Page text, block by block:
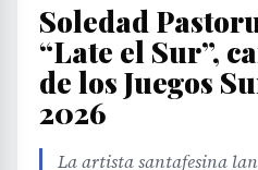
Soledad
“Late el Sur”,
de los Juegos
2026
La artista santafesina